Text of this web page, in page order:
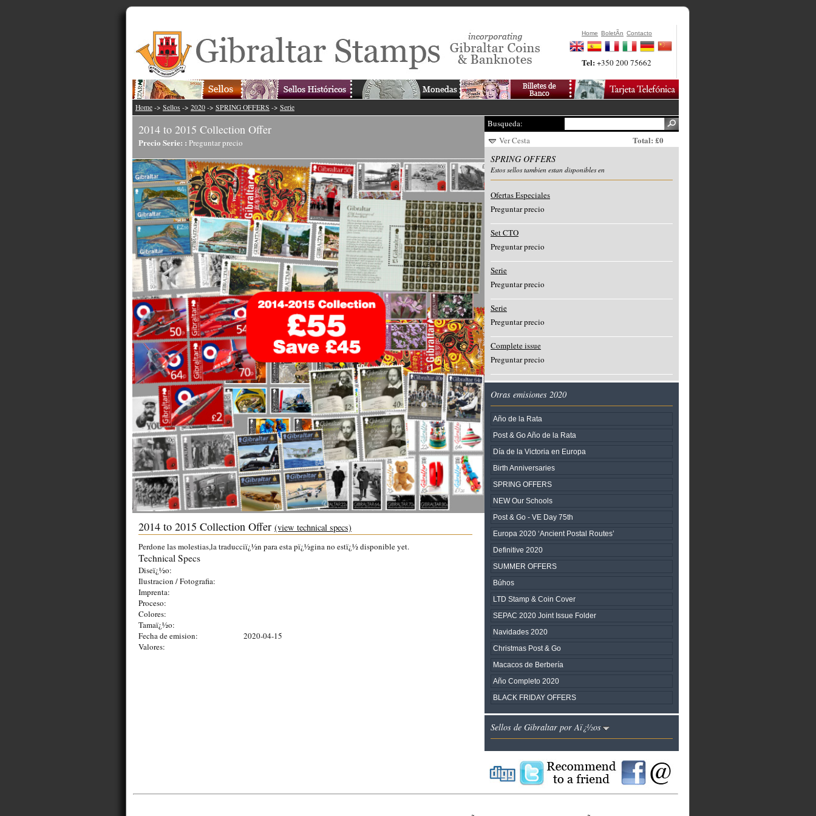
Home BoletÃ­n Contacto
Tel:+350 200 75662
Home -> Sellos -> 2020 -> SPRING OFFERS -> Serie
2014 to 2015 Collection Offer
Precio Serie: : Preguntar precio
2014 to 2015 Collection Offer (view technical specs)
Perdone las molestias,la traducciï¿½n para esta pï¿½gina no estï¿½ disponible yet.
Technical Specs
Diseï¿½o:
Ilustracion / Fotografia:
Imprenta:
Proceso:
Colores:
Tamaï¿½o:
Fecha de emision:
2020-04-15
Valores:
Busqueda:
Ver Cesta
Total: £0
SPRING OFFERS
Estos sellos tambien estan disponibles en
Ofertas Especiales
Preguntar precio
Set CTO
Preguntar precio
Serie
Preguntar precio
Serie
Preguntar precio
Complete issue
Preguntar precio
Otras emisiones 2020
Año de la Rata
Post & Go Año de la Rata
Día de la Victoria en Europa
Birth Anniversaries
SPRING OFFERS
NEW Our Schools
Post & Go - VE Day 75th
Europa 2020 ‘Ancient Postal Routes’
Definitive 2020
SUMMER OFFERS
Búhos
LTD Stamp & Coin Cover
SEPAC 2020 Joint Issue Folder
Navidades 2020
Christmas Post & Go
Macacos de Berbería
Año Completo 2020
BLACK FRIDAY OFFERS
Sellos de Gibraltar por Aï¿½os